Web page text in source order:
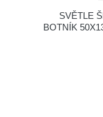
SVĚTLE
BOTNÍK